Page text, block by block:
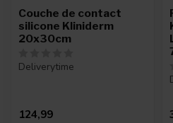
Couche de contact
silicone Kliniderm
20x30cm
Deliverytime
124,99